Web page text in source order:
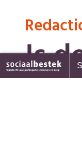
Terug naar overzicht
Is